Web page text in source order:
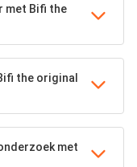
met Bifi the
the original
met